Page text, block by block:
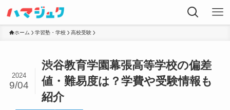
ホーム 学習塾・学校 高校受験
渋谷教育学園幕張高等学校の偏差
値・難易度は？学費や受験情報も
紹介
2024
9/04